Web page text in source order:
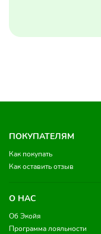
ПОКУПАТЕЛЯМ
Как покупать
Как оставить отзыв
О НАС
Об Экойя
Программа лояльности